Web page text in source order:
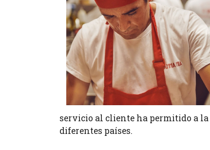
servicio al cliente ha permitido a
diferentes países.